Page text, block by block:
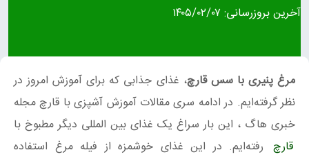
آخرین بروزرسانی: ۱۴۰۵/۰۲/۰۷
مرغ پنیری با سس قارچ، غذای جذابی که برای آموزش امروز در
نظر گرفته‌ایم. در ادامه سری مقالات آموزش آشپزی با قارچ مجله
خبری هاگ ، این بار سراغ یک غذای بین المللی دیگر مطبوخ با
قارچ رفته‌ایم. در این غذای خوشمزه از فیله مرغ استفاده